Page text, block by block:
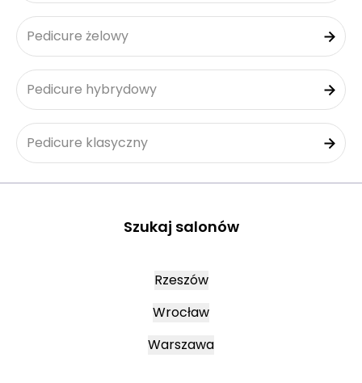
Pedicure żelowy
Pedicure hybrydowy
Pedicure klasyczny
Szukaj salonów
Rzeszów
Wrocław
Warszawa